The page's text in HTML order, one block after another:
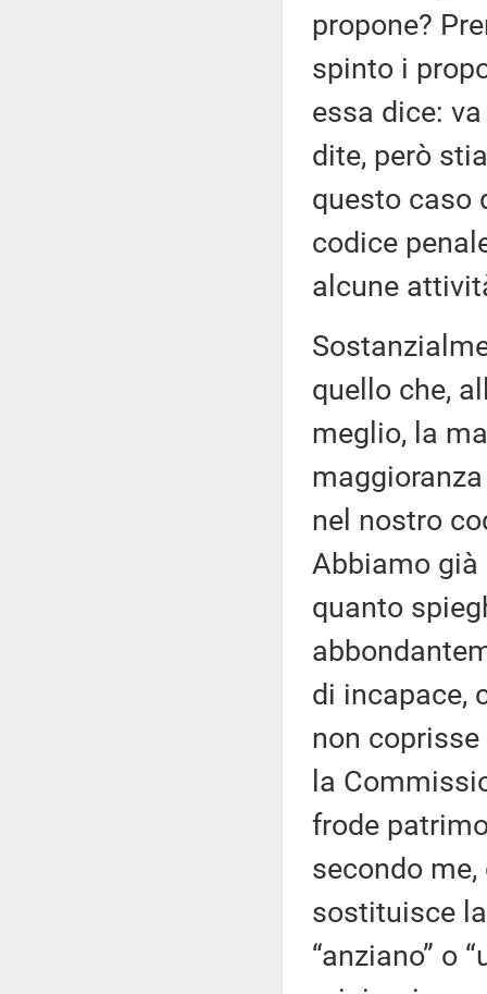
propone?
spinto i
essa dice:
dite, però
questo caso
codice
alcune
quello che,
meglio, la
nel nostro
Abbiamo già
quanto
di incapace,
non
la
frode
secondo
sostituisce
“anziano” o